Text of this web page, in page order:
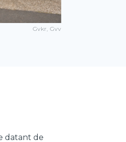
Gvkr, Gvv
datant de